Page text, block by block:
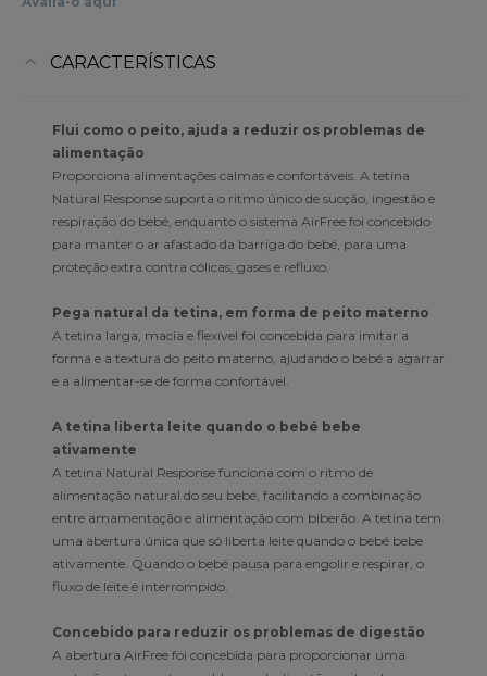
CARACTERÍSTICAS
Flui como o peito, ajuda a reduzir os problemas de
alimentação
Proporciona alimentações calmas e confortáveis. A tetina
Natural Response suporta o ritmo único de sucção, ingestão e
respiração do bebé, enquanto o sistema AirFree foi concebido
para manter o ar afastado da barriga do bebé, para uma
proteção extra contra cólicas, gases e refluxo.
Pega natural da tetina, em forma de peito materno
A tetina larga, macia e flexível foi concebida para imitar a
forma e a textura do peito materno, ajudando o bebé a agarrar
e a alimentar-se de forma confortável.
A tetina liberta leite quando o bebé bebe
ativamente
A tetina Natural Response funciona com o ritmo de
alimentação natural do seu bebé, facilitando a combinação
entre amamentação e alimentação com biberão. A tetina tem
uma abertura única que só liberta leite quando o bebé bebe
ativamente. Quando o bebé pausa para engolir e respirar, o
fluxo de leite é interrompido.
Concebido para reduzir os problemas de digestão
A abertura AirFree foi concebida para proporcionar uma